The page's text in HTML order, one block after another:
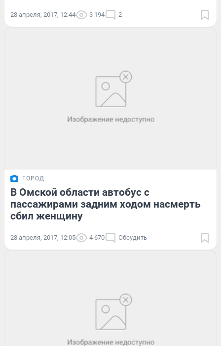
28 апреля, 2017, 12:44 3 194 2
ГОРОД
В Омской области автобус с
пассажирами задним ходом насмерть
сбил женщину
28 апреля, 2017, 12:05 4 670 Обсудить